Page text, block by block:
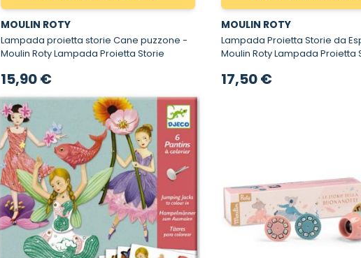
MOULIN ROTY
Lampada proietta storie Cane puzzone -
Moulin Roty Lampada Proietta Storie
15,90 €
MOULIN ROTY
Lampada Proietta Storie da
Moulin Roty Lampada Proietta
17,50 €